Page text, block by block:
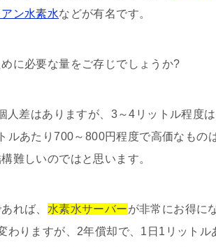
アン水素水などが有名です。
めに必要な量をご存じでしょうか?
人差はありますが、3～4リットル程度
ルあたり700～800円程度で高価なもの
難しいのではと思います。
れば、 水素水サーバーが非常にお得に
わりますが、2年償却で、1日1リットル